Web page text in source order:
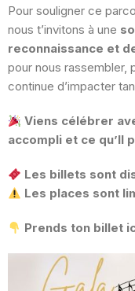
Pour souligner ce
nous t’invitons à une
reconnaissance et
pour nous rassembler,
continue d’impacter
Viens célébrer
accompli et ce qu’Il
Les billets sont
Les places sont
Prends ton billet